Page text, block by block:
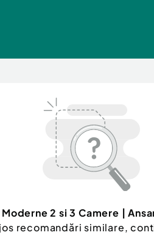
2 si 3 Camere |
recomandări similare,